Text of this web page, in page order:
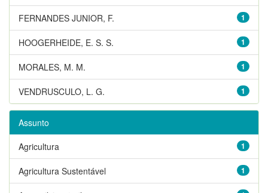
1
FERNANDES JUNIOR, F.
1
HOOGERHEIDE, E. S. S.
1
MORALES, M. M.
1
VENDRUSCULO, L. G.
Assunto
1
Agricultura
1
Agricultura Sustentável